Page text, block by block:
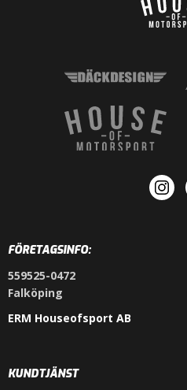
FÖRETAGSINFO:
559525-0472
Falköping
ERM Houseofsport AB
KUNDTJÄNST